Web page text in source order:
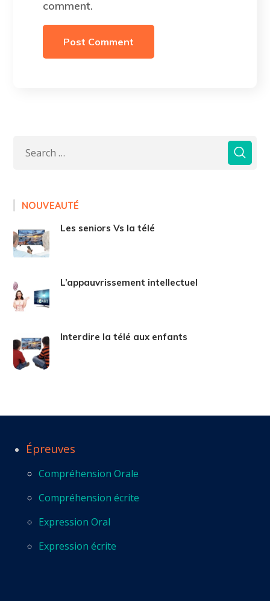
comment.
NOUVEAUTÉ
Les seniors Vs la télé
L’appauvrissement intellectuel
Interdire la télé aux enfants
Épreuves
Compréhension Orale
Compréhension écrite
Expression Oral
Expression écrite